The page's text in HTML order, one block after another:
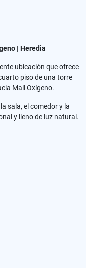
| Heredia
ubicación que ofrece
piso de una torre
Mall Oxígeno.
sala, el comedor y la
y lleno de luz natural.